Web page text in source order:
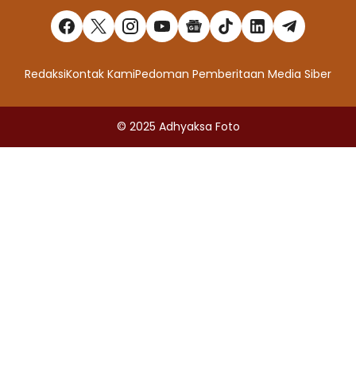
RedaksiKontak KamiPedoman Pemberitaan Media Siber
© 2025 Adhyaksa Foto